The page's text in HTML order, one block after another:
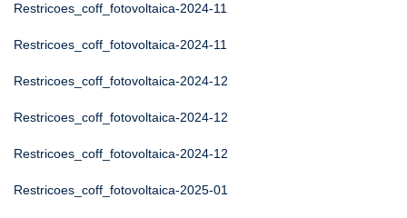
Restricoes_coff_fotovoltaica-2024-11
Restricoes_coff_fotovoltaica-2024-11
Restricoes_coff_fotovoltaica-2024-12
Restricoes_coff_fotovoltaica-2024-12
Restricoes_coff_fotovoltaica-2024-12
Restricoes_coff_fotovoltaica-2025-01